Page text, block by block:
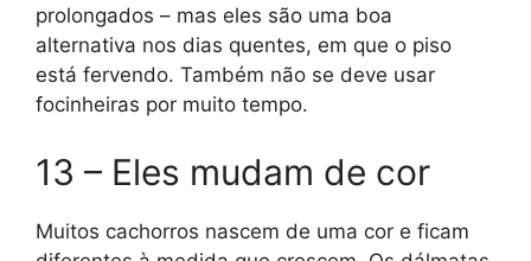
prolongados – mas eles são uma boa
alternativa nos dias quentes, em que o piso
está fervendo. Também não se deve usar
focinheiras por muito tempo.
13 – Eles mudam de cor
Muitos cachorros nascem de uma cor e ficam